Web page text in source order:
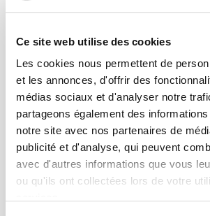
Ce site web utilise des cookies
Les cookies nous permettent de
et les annonces, d'offrir des
médias sociaux et d'analyser notre
partageons également des
notre site avec nos partenaires de
publicité et d'analyse, qui peuvent
avec d'autres informations que vous
ou qu'ils ont collectées lors de votre
SCIENCES PO UNIVERSITY PRESS has a
original research, to edit reference works
help public and political debate. continue
CONTACTS
FOREIGN RIGHTS